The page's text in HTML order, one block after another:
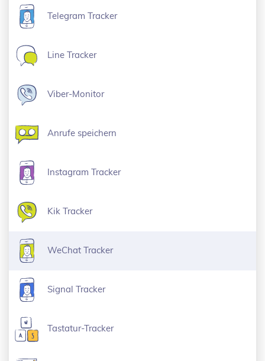
Telegram Tracker
Line Tracker
Viber-Monitor
Anrufe speichern
Instagram Tracker
Kik Tracker
WeChat Tracker
Signal Tracker
Tastatur-Tracker